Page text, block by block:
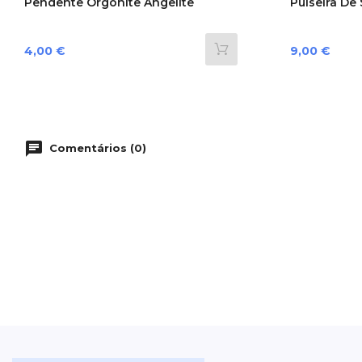
Preço
4,00 € Preço
9,00 €
Comentários (0)